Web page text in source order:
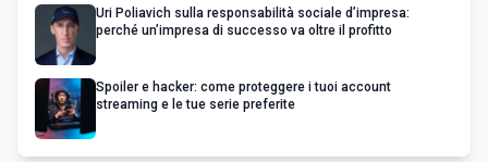
Uri Poliavich sulla responsabilità sociale d’impresa:
perché un’impresa di successo va oltre il profitto
Spoiler e hacker: come proteggere i tuoi account
streaming e le tue serie preferite